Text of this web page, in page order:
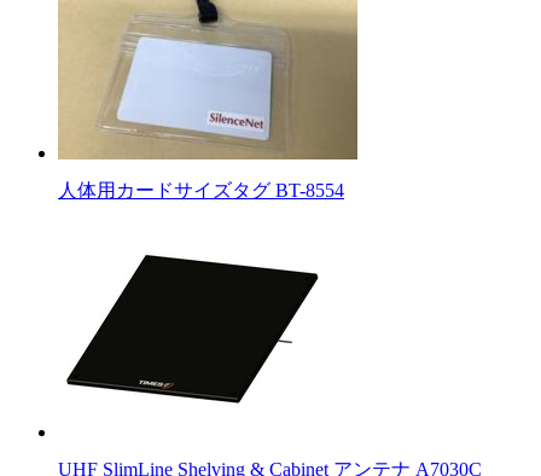
人体用カードサイズタグ BT-8554
UHF SlimLine Shelving & Cabinet アンテナ A7030C